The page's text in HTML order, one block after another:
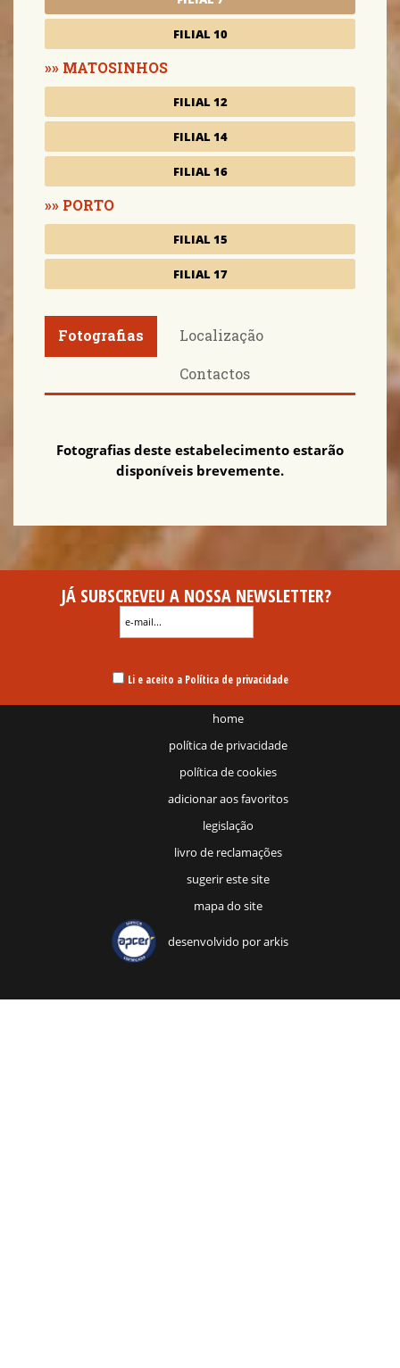
FILIAL 10
MATOSINHOS
FILIAL 12
FILIAL 14
FILIAL 16
PORTO
FILIAL 15
FILIAL 17
Fotografias Localização
Contactos
Fotografias deste estabelecimento estarão
disponíveis brevemente.
JÁ SUBSCREVEU A NOSSA NEWSLETTER?
Li e aceito a Política de privacidade
home
política de privacidade
política de cookies
adicionar aos favoritos
legislação
livro de reclamações
sugerir este site
mapa do site
desenvolvido porarkis